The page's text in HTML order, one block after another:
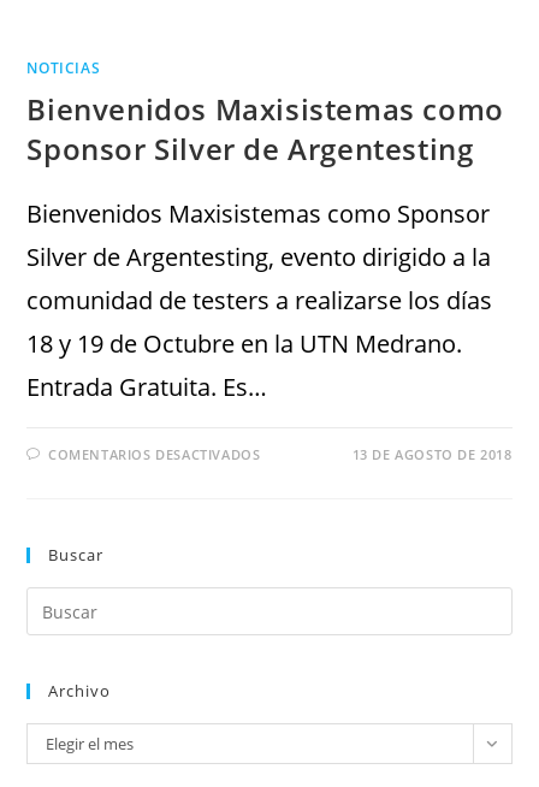
NOTICIAS
Bienvenidos Maxisistemas como
Sponsor Silver de Argentesting
Bienvenidos Maxisistemas como Sponsor
Silver de Argentesting, evento dirigido a la
comunidad de testers a realizarse los días
18 y 19 de Octubre en la UTN Medrano.
Entrada Gratuita. Es…
COMENTARIOS DESACTIVADOS 13 DE AGOSTO DE 2018
Buscar
Archivo
Elegir el mes